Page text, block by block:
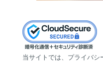
当サイトでは、プライバシ